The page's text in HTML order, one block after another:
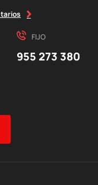
FIJO
955 273 380